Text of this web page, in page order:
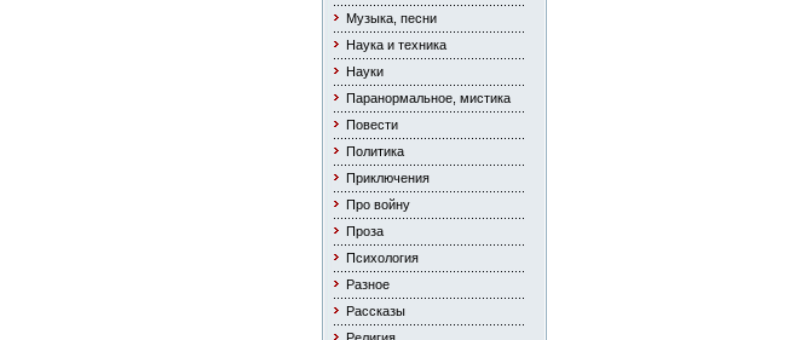
Музыка, песни
Наука и техника
Науки
Паранормальное, мистика
Повести
Политика
Приключения
Про войну
Проза
Психология
Разное
Рассказы